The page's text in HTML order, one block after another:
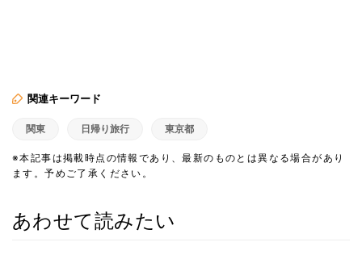
関連キーワード
関東 日帰り旅行 東京都
※本記事は掲載時点の情報であり、最新のものとは異なる場合があり
ます。予めご了承ください。
あわせて読みたい